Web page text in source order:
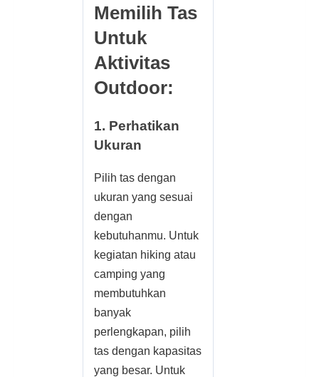
Memilih Tas
Untuk
Aktivitas
Outdoor:
1. Perhatikan
Ukuran
Pilih tas dengan
ukuran yang sesuai
dengan
kebutuhanmu. Untuk
kegiatan hiking atau
camping yang
membutuhkan
banyak
perlengkapan, pilih
tas dengan kapasitas
yang besar. Untuk